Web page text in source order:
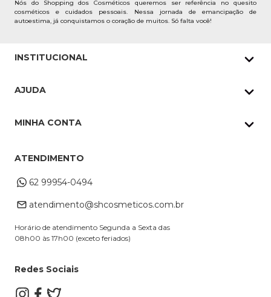
Nós do Shopping dos Cosméticos queremos ser referência no quesito
cosméticos e cuidados pessoais. Nessa jornada de emancipação de
autoestima, já conquistamos o coração de muitos. Só falta você!
INSTITUCIONAL
Pedidos Whatsapp
Cupons
AJUDA
Troca e Devoluções
Dúvidas Frequentes
MINHA CONTA
Alterar Cadastro
ATENDIMENTO
62 99954-0494
atendimento@shcosmeticos.com.br
Horário de atendimento Segunda a Sexta das
08h00 às 17h00 (exceto feriados)
Redes Sociais